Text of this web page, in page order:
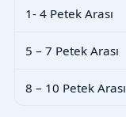
1- 4 Petek Arası
5 – 7 Petek Arası
8 – 10 Petek Arası